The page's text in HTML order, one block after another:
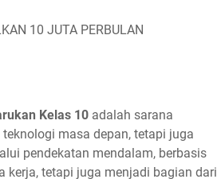
10 JUTA PERBULAN
Kelas 10 adalah sarana
masa depan, tetapi juga
pendekatan mendalam, berbasis
kerja, tetapi juga menjadi bagian dari